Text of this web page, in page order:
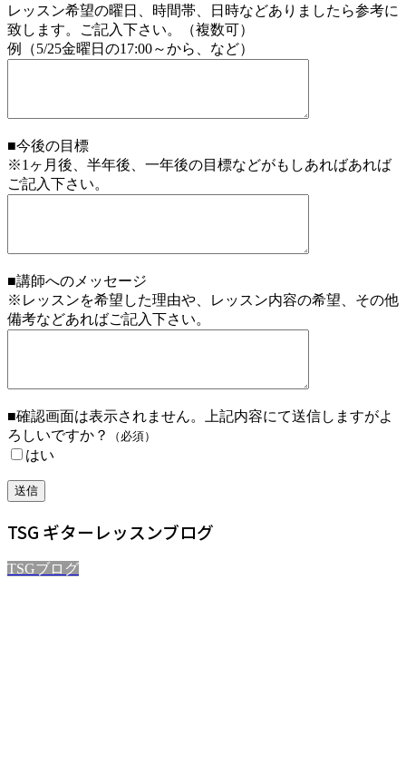
レッスン希望の曜日、時間帯、日時などありましたら参考に
致します。ご記入下さい。（複数可）
例（5/25金曜日の17:00～から、など）
■今後の目標
※1ヶ月後、半年後、一年後の目標などがもしあればあれば
ご記入下さい。
■講師へのメッセージ
※レッスンを希望した理由や、レッスン内容の希望、その他
備考などあればご記入下さい。
■確認画面は表示されません。上記内容にて送信しますがよ
ろしいですか？
（必須）
はい
TSG ギターレッスンブログ
TSGブログ